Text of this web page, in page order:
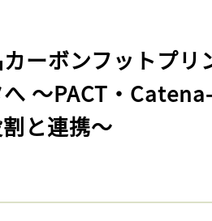
カーボンフットプリ
〜PACT・
と連携〜